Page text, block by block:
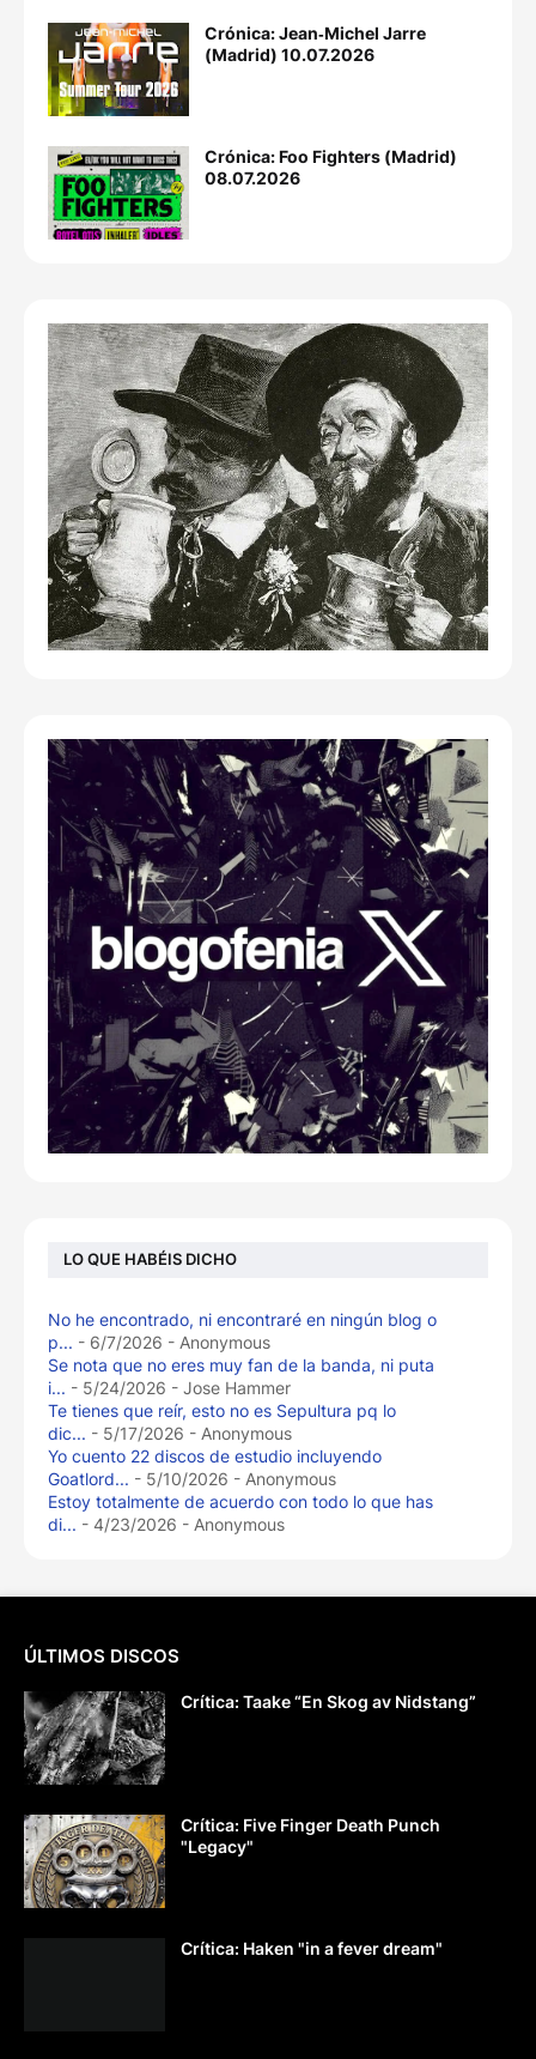
Crónica: Jean‐Michel Jarre
(Madrid) 10.07.2026
Crónica: Foo Fighters (Madrid)
08.07.2026
LO QUE HABÉIS DICHO
No he encontrado, ni encontraré en ningún blog o
p... - 6/7/2026 - Anonymous
Se nota que no eres muy fan de la banda, ni puta
i... - 5/24/2026 - Jose Hammer
Te tienes que reír, esto no es Sepultura pq lo
dic... - 5/17/2026 - Anonymous
Yo cuento 22 discos de estudio incluyendo
Goatlord... - 5/10/2026 - Anonymous
Estoy totalmente de acuerdo con todo lo que has
di... - 4/23/2026 - Anonymous
ÚLTIMOS DISCOS
Crítica: Taake “En Skog av Nidstang”
Crítica: Five Finger Death Punch
"Legacy"
Crítica: Haken "in a fever dream"